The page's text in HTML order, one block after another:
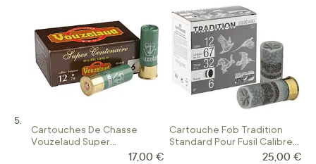
Cartouches De Chasse
Vouzelaud Super
Centenaire Calibre 12/7017,00 €
Cartouche Fob Tradition
Standard Pour Fusil Calibre
25,00 €